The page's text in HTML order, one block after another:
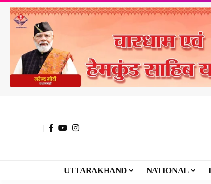
UTTARAKHAND NATIONAL